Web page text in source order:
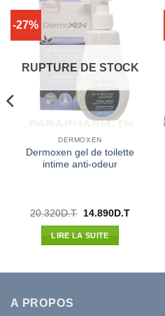
-27%
RUPTURE DE STOCK
DERMOXEN
Dermoxen gel de toilette
intime anti-odeur
20.320D.T
Le
initial
était :
14.890D.TLe
LIRE LA SUITE
A PROPOS